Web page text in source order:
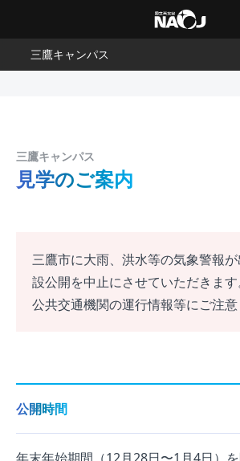
三鷹キャンパス
三鷹キャンパス
見学のご案内
三鷹市に大雨、洪水等の気象警報
設公開を中止にさせていただきます
公共交通機関の運行情報等にご注意
公開時間